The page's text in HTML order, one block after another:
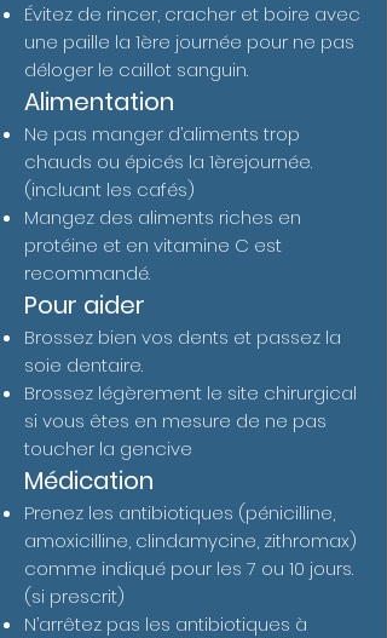
Évitez de rincer, cracher et boire avec
une paille la 1ère journée pour ne pas
déloger le caillot sanguin.
Alimentation
Ne pas manger d’aliments trop
chauds ou épicés la 1èrejournée.
(incluant les cafés)
Mangez des aliments riches en
protéine et en vitamine C est
recommandé.
Pour aider
Brossez bien vos dents et passez la
soie dentaire.
Brossez légèrement le site chirurgical
si vous êtes en mesure de ne pas
toucher la gencive
Médication
Prenez les antibiotiques (pénicilline,
amoxicilline, clindamycine, zithromax)
comme indiqué pour les 7 ou 10 jours.
(si prescrit)
N’arrêtez pas les antibiotiques à